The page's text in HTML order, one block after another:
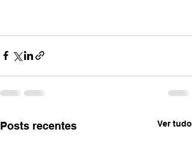
Posts recentes Ver tudo